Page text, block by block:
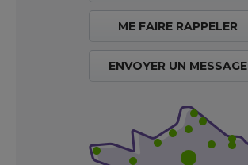
ME FAIRE RAPPELER
ENVOYER UN MESSAGE